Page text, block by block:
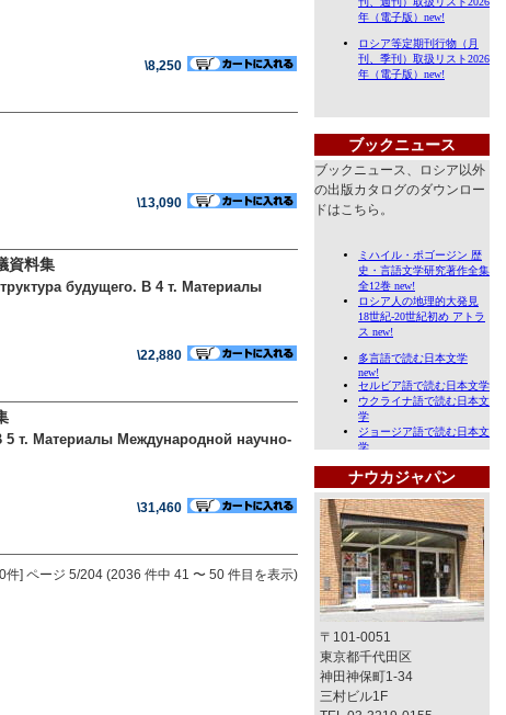
\8,250
\13,090
資料集
будущего. В 4 т. Материалы
\22,880
т. Материалы Международной научно-
\31,460
件] ページ 5/204 (2036 件中 41 〜 50 件目を表示)
ブックニュース
ブックニュース、ロシア以外
の出版カタログのダウンロー
ドはこちら。
ナウカジャパン
〒101-0051
東京都千代田区
神田神保町1-34
三村ビル1F